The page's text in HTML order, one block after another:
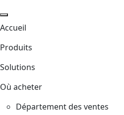
Accueil
Produits
Solutions
Où acheter
Département des ventes